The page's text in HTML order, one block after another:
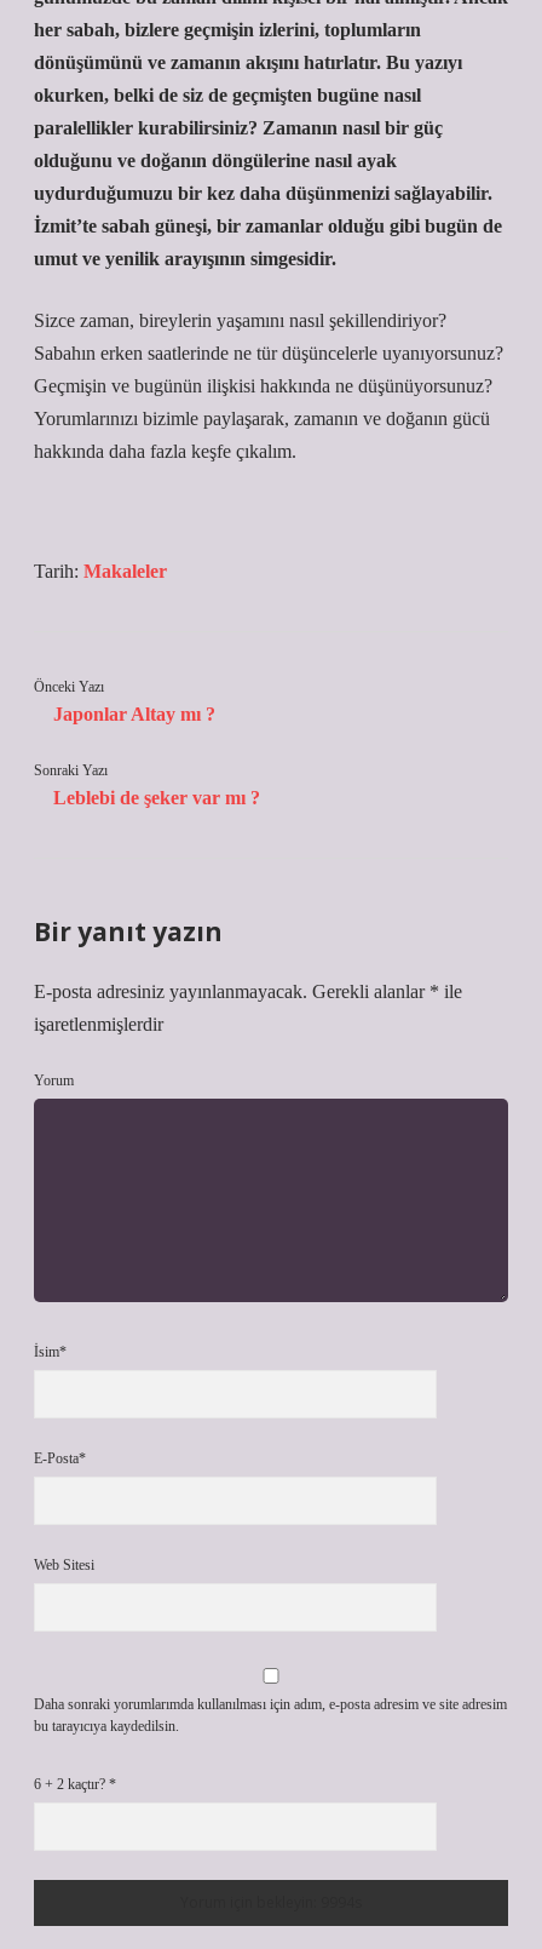
her sabah, bizlere geçmişin izlerini, toplumların
dönüşümünü ve zamanın akışını hatırlatır. Bu yazıyı
okurken, belki de siz de geçmişten bugüne nasıl
paralellikler kurabilirsiniz? Zamanın nasıl bir güç
olduğunu ve doğanın döngülerine nasıl ayak
uydurduğumuzu bir kez daha düşünmenizi sağlayabilir.
İzmit’te sabah güneşi, bir zamanlar olduğu gibi bugün de
umut ve yenilik arayışının simgesidir.
Sizce zaman, bireylerin yaşamını nasıl şekillendiriyor?
Sabahın erken saatlerinde ne tür düşüncelerle uyanıyorsunuz?
Geçmişin ve bugünün ilişkisi hakkında ne düşünüyorsunuz?
Yorumlarınızı bizimle paylaşarak, zamanın ve doğanın gücü
hakkında daha fazla keşfe çıkalım.
Tarih: Makaleler
Önceki Yazı
Japonlar Altay mı ?
Sonraki Yazı
Leblebi de şeker var mı ?
Bir yanıt yazın
E-posta adresiniz yayınlanmayacak. Gerekli alanlar * ile
işaretlenmişlerdir
Yorum
İsim*
E-Posta*
Web Sitesi
Daha sonraki yorumlarımda kullanılması için adım, e-posta adresim ve site adresim
bu tarayıcıya kaydedilsin.
6 + 2 kaçtır? *